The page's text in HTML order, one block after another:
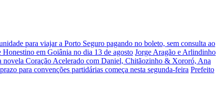
para viajar a Porto Seguro pagando no boleto, sem consulta ao
em Goiânia no dia 13 de agosto Jorge Aragão e Arlindinho
novela Coração Acelerado com Daniel, Chitãozinho & Xororó, Ana
para convenções partidárias começa nesta segunda-feira Prefeito